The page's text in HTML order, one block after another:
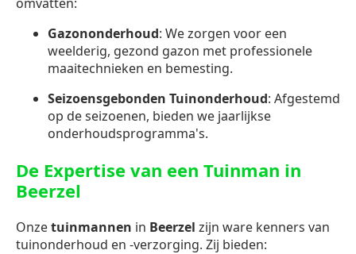
Gazononderhoud: We zorgen voor een
weelderig, gezond gazon met professionele
maaitechnieken en bemesting.
Seizoensgebonden Tuinonderhoud: Afgestemd
op de seizoenen, bieden we jaarlijkse
onderhoudsprogramma's.
De Expertise van een Tuinman in
Beerzel
Onzetuinmannen in Beerzel zijn ware kenners van
tuinonderhoud en -verzorging. Zij bieden: